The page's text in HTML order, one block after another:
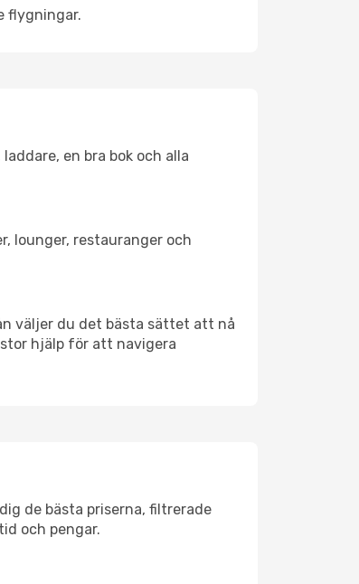
flygningar.
en bra bok och alla
lounger, restauranger och
väljer du det bästa sättet att nå
hjälp för att navigera
de bästa priserna, filtrerade
och pengar.